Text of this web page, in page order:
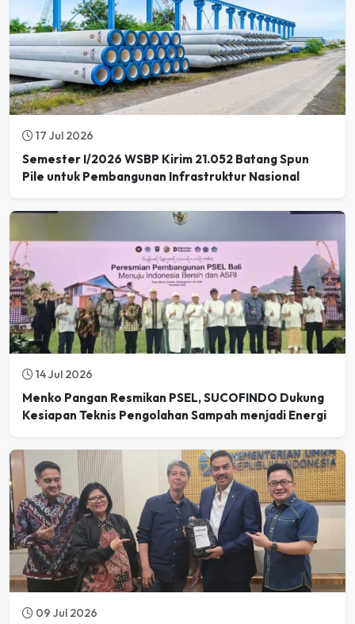
17 Jul 2026
Semester I/2026 WSBP Kirim 21.052 Batang Spun
Pile untuk Pembangunan Infrastruktur Nasional
14 Jul 2026
Menko Pangan Resmikan PSEL, SUCOFINDO Dukung
Kesiapan Teknis Pengolahan Sampah menjadi Energi
09 Jul 2026